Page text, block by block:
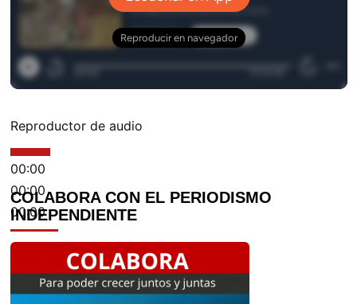
Reproductor de audio
00:00
00:00
00:00
COLABORA CON EL PERIODISMO
INDEPENDIENTE